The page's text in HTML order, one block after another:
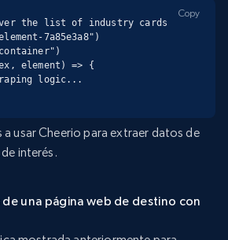
the list of industry cards
7a85e3a8")
Copy
usar Cheerio para extraer datos de
interés.
de una página web de destino con